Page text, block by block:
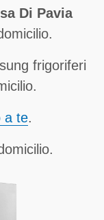
Di Pavia
frigoriferi
a te.